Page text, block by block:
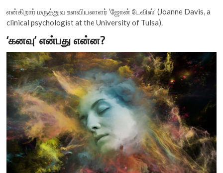
என்கிறார் மருத்துவ உளவியலாளர் ‘ஜோன் டேவிஸ்’ (Joanne Davis, a
clinical psychologist at the University of Tulsa).
‘கனவு’ என்பது என்ன?